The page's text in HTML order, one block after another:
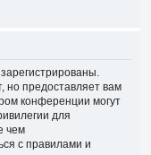
но предоставляет вам
конференции могут
для
чем
с правилами и